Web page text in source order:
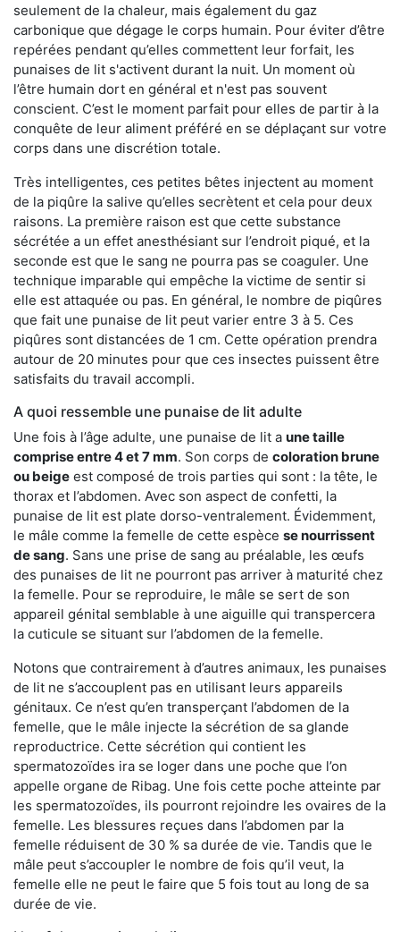
seulement de la chaleur, mais également du gaz
carbonique que dégage le corps humain. Pour éviter d’être
repérées pendant qu’elles commettent leur forfait, les
punaises de lit s'activent durant la nuit. Un moment où
l’être humain dort en général et n'est pas souvent
conscient. C’est le moment parfait pour elles de partir à la
conquête de leur aliment préféré en se déplaçant sur votre
corps dans une discrétion totale.
Très intelligentes, ces petites bêtes injectent au moment
de la piqûre la salive qu’elles secrètent et cela pour deux
raisons. La première raison est que cette substance
sécrétée a un effet anesthésiant sur l’endroit piqué, et la
seconde est que le sang ne pourra pas se coaguler. Une
technique imparable qui empêche la victime de sentir si
elle est attaquée ou pas. En général, le nombre de piqûres
que fait une punaise de lit peut varier entre 3 à 5. Ces
piqûres sont distancées de 1 cm. Cette opération prendra
autour de 20 minutes pour que ces insectes puissent être
satisfaits du travail accompli.
A quoi ressemble une punaise de lit adulte
Une fois à l’âge adulte, une punaise de lit a une taille
comprise entre 4 et 7 mm. Son corps de coloration brune
ou beige est composé de trois parties qui sont : la tête, le
thorax et l’abdomen. Avec son aspect de confetti, la
punaise de lit est plate dorso-ventralement. Évidemment,
le mâle comme la femelle de cette espèce se nourrissent
de sang. Sans une prise de sang au préalable, les œufs
des punaises de lit ne pourront pas arriver à maturité chez
la femelle. Pour se reproduire, le mâle se sert de son
appareil génital semblable à une aiguille qui transpercera
la cuticule se situant sur l’abdomen de la femelle.
Notons que contrairement à d’autres animaux, les punaises
de lit ne s’accouplent pas en utilisant leurs appareils
génitaux. Ce n’est qu’en transperçant l’abdomen de la
femelle, que le mâle injecte la sécrétion de sa glande
reproductrice. Cette sécrétion qui contient les
spermatozoïdes ira se loger dans une poche que l’on
appelle organe de Ribag. Une fois cette poche atteinte par
les spermatozoïdes, ils pourront rejoindre les ovaires de la
femelle. Les blessures reçues dans l’abdomen par la
femelle réduisent de 30 % sa durée de vie. Tandis que le
mâle peut s’accoupler le nombre de fois qu’il veut, la
femelle elle ne peut le faire que 5 fois tout au long de sa
durée de vie.